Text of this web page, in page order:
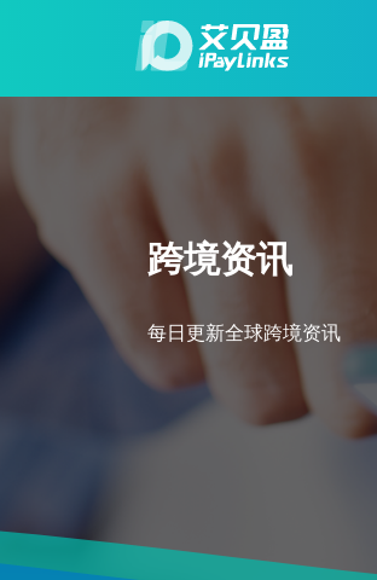
跨境资讯
每日更新全球跨境资讯